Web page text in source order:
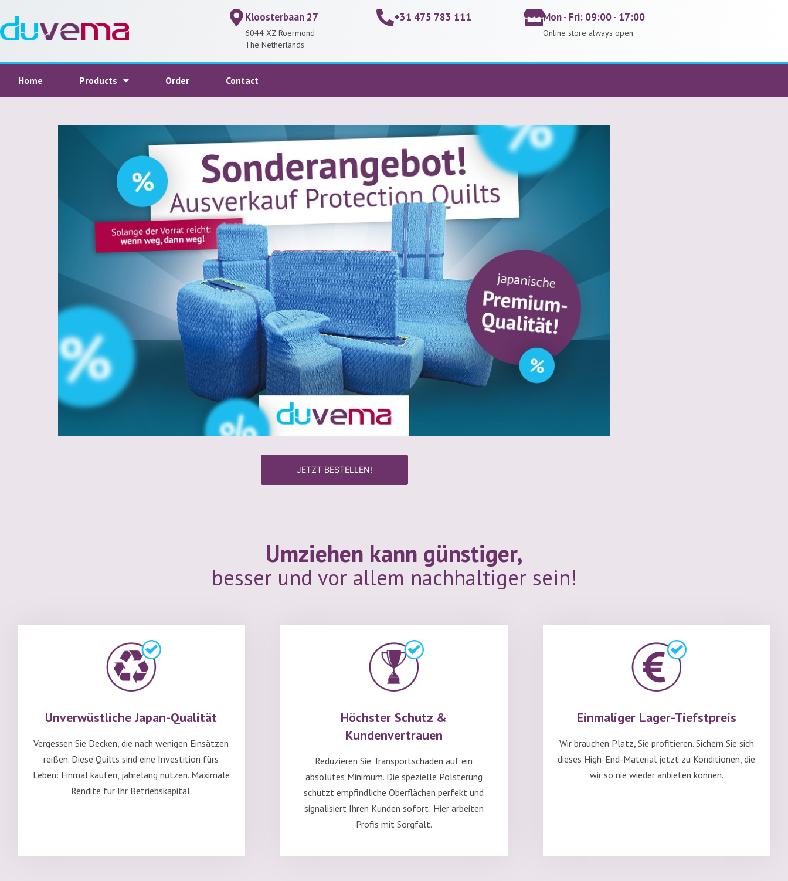
Kloosterbaan 27
6044 XZ Roermond
The Netherlands
+31 475 783 111 Mon - Fri: 09:00 - 17:00
Online store always open
Home Products Order Contact
JETZT BESTELLEN!
Umziehen kann günstiger,
besser und vor allem nachhaltiger sein!
Unverwüstliche Japan-Qualität
Vergessen Sie Decken, die nach wenigen Einsätzen
reißen. Diese Quilts sind eine Investition fürs
Leben: Einmal kaufen, jahrelang nutzen. Maximale
Rendite für Ihr Betriebskapital.
Höchster Schutz &
Kundenvertrauen
Reduzieren Sie Transportschäden auf ein
absolutes Minimum. Die spezielle Polsterung
schützt empfindliche Oberflächen perfekt und
signalisiert Ihren Kunden sofort: Hier arbeiten
Profis mit Sorgfalt.
Einmaliger Lager-Tiefstpreis
Wir brauchen Platz, Sie profitieren. Sichern Sie sich
dieses High-End-Material jetzt zu Konditionen, die
wir so nie wieder anbieten können.